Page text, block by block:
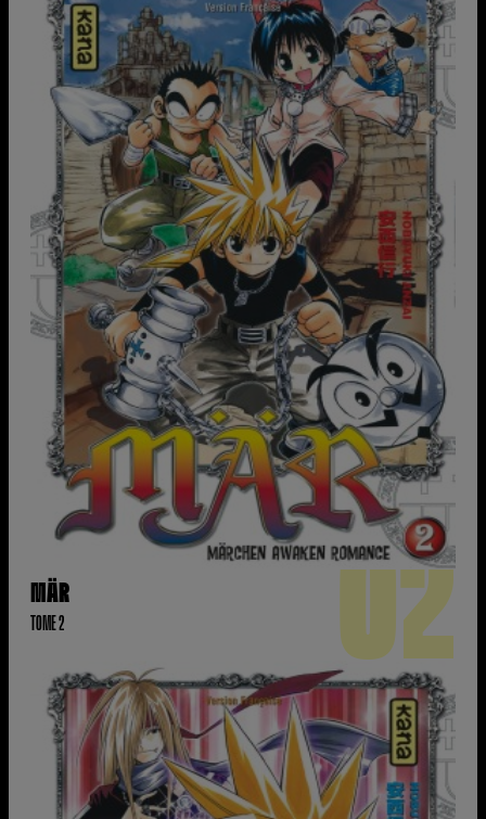
MÄR
TOME 2 02